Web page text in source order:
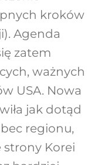
kroków
Agenda
zatem
ważnych
USA. Nowa
jak dotąd
regionu,
strony Korei